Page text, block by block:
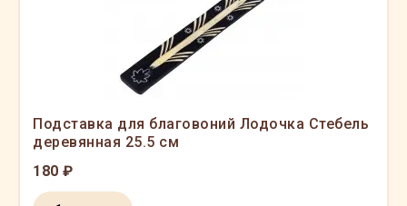
Подставка для благовоний Лодочка Стебель
деревянная 25.5 см
180 ₽